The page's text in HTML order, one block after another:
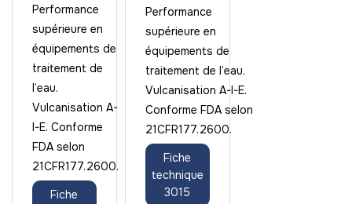
Performance
supérieure en
équipements de
traitement de
l’eau.
Vulcanisation A-
I-E. Conforme
FDA selon
21CFR177.2600.
Fiche
Performance
supérieure en
équipements de
traitement de l’eau.
Vulcanisation A-I-E.
Conforme FDA selon
21CFR177.2600.
Fiche
technique
3015